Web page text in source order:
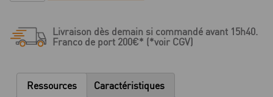
-
pilier
Livraison dès demain si commandé avant 15h40.
Franco de port 200€* (*voir CGV)
Ressources Caractéristiques